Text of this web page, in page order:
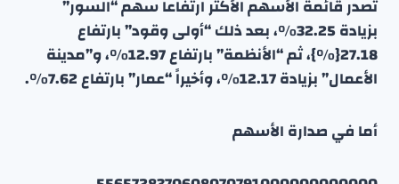
تصدر قائمة الأسهم الأكثر ارتفاعاً سهم “السور”
بزيادة 32.25٪، بعد ذلك “أولى وقود” بارتفاع
27.18{٪}، ثم “الأنظمة” بارتفاع 12.97٪، و”مدينة
الأعمال” بزيادة 12.17٪، وأخيراً “عمار” بارتفاع 7.62٪.
أما في صدارة الأسهم